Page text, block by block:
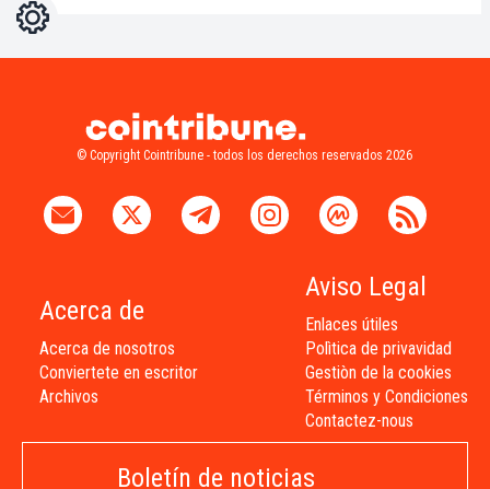
Ajustes
© Copyright Cointribune - todos los derechos reservados 2026
Acerca de
Acerca de nosotros
Conviertete en escritor
Archivos
Aviso Legal
Enlaces útiles
Polìtica de privavidad
Gestiòn de la cookies
Términos y Condiciones
Contactez-nous
Boletín de noticias